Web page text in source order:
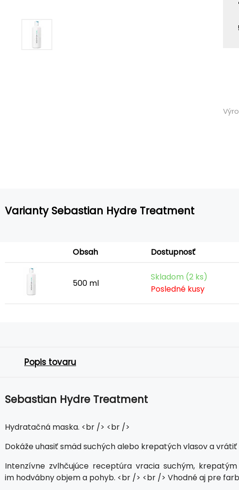
Varianty Sebastian Hydre Treatment
Obsah Dostupnosť
500 ml
Skladom (2 ks)
Posledné kusy
Popis tovaru
Sebastian Hydre Treatment
Hydratačná maska​​. <br /> <br />
Dokáže uhasiť smäd suchých alebo krepatých vlasov a
Intenzívne zvlhčujúce receptúra ​​vracia suchým,
im hodvábny objem a pohyb. <br /> <br /> Vhodné aj pre